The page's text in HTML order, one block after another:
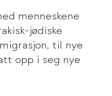
menneskene
jødiske
til nye
opp i seg nye